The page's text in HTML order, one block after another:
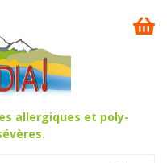
allergiques et poly-